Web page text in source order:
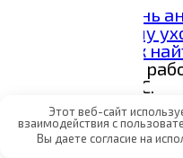
8 причин, почему
инструкция, как
Антифриз — это
охлаждения ДВС.
Этот веб-сайт
взаимодействия с
Вы даете согласие на